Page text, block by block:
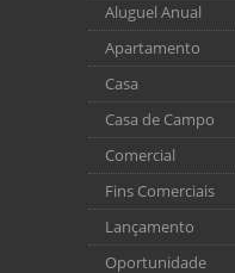
Aluguel Anual
Apartamento
Casa
Casa de Campo
Comercial
Fins Comerciais
Lançamento
Oportunidade